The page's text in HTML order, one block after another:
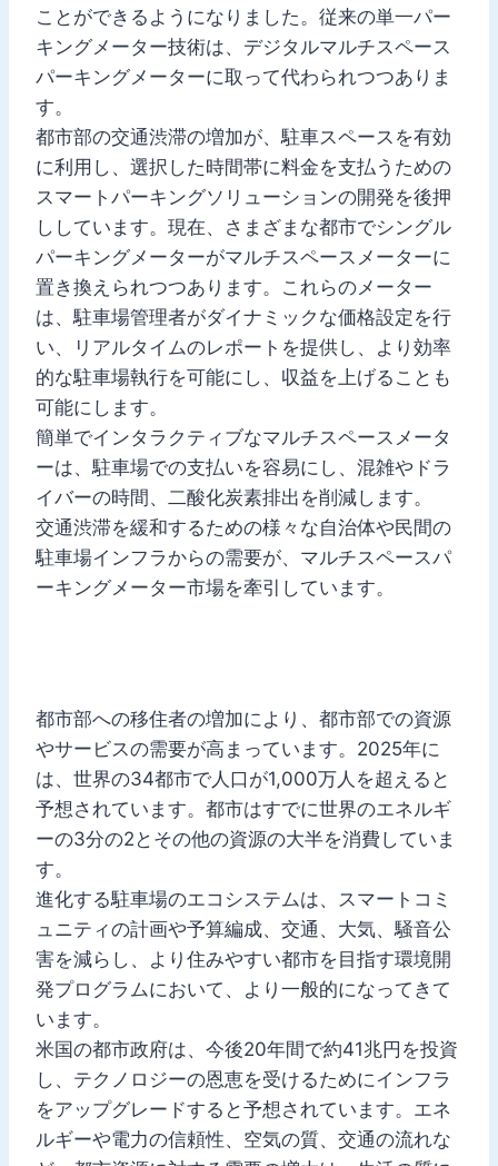
ことができるようになりました。従来の単一パー
キングメーター技術は、デジタルマルチスペース
パーキングメーターに取って代わられつつありま
す。
都市部の交通渋滞の増加が、駐車スペースを有効
に利用し、選択した時間帯に料金を支払うための
スマートパーキングソリューションの開発を後押
ししています。現在、さまざまな都市でシングル
パーキングメーターがマルチスペースメーターに
置き換えられつつあります。これらのメーター
は、駐車場管理者がダイナミックな価格設定を行
い、リアルタイムのレポートを提供し、より効率
的な駐車場執行を可能にし、収益を上げることも
可能にします。
簡単でインタラクティブなマルチスペースメータ
ーは、駐車場での支払いを容易にし、混雑やドラ
イバーの時間、二酸化炭素排出を削減します。
交通渋滞を緩和するための様々な自治体や民間の
駐車場インフラからの需要が、マルチスペースパ
ーキングメーター市場を牽引しています。
都市部への移住者の増加により、都市部での資源
やサービスの需要が高まっています。2025年に
は、世界の34都市で人口が1,000万人を超えると
予想されています。都市はすでに世界のエネルギ
ーの3分の2とその他の資源の大半を消費していま
す。
進化する駐車場のエコシステムは、スマートコミ
ュニティの計画や予算編成、交通、大気、騒音公
害を減らし、より住みやすい都市を目指す環境開
発プログラムにおいて、より一般的になってきて
います。
米国の都市政府は、今後20年間で約41兆円を投資
し、テクノロジーの恩恵を受けるためにインフラ
をアップグレードすると予想されています。エネ
ルギーや電力の信頼性、空気の質、交通の流れな